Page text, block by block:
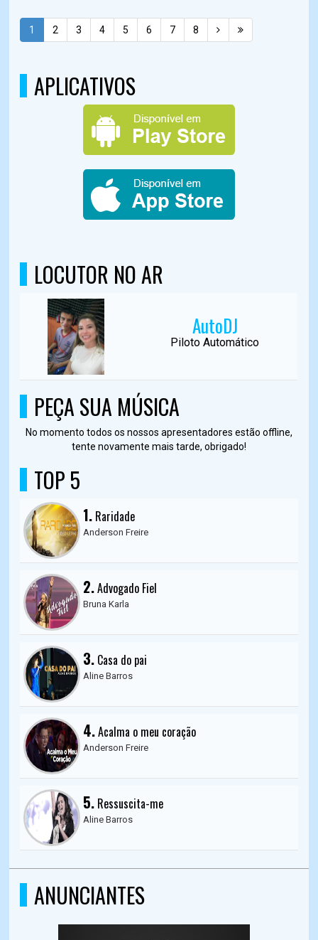
1 2 3 4 5 6 7 8
APLICATIVOS
LOCUTOR NO AR
AutoDJ
Piloto Automático
PEÇA SUA MÚSICA
No momento todos os nossos apresentadores estão offline,
tente novamente mais tarde, obrigado!
TOP 5
1. Raridade
Anderson Freire
2.Advogado Fiel
Bruna Karla
3. Casa do pai
Aline Barros
4.Acalma o meu coração
Anderson Freire
5. Ressuscita-me
Aline Barros
ANUNCIANTES